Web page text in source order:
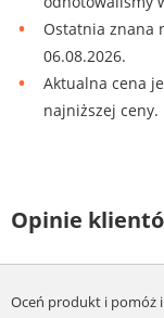
Ostatnia znana
06.08.2026.
Aktualna cena
najniższej ceny.
Opinie
Oceń produkt i pomóż